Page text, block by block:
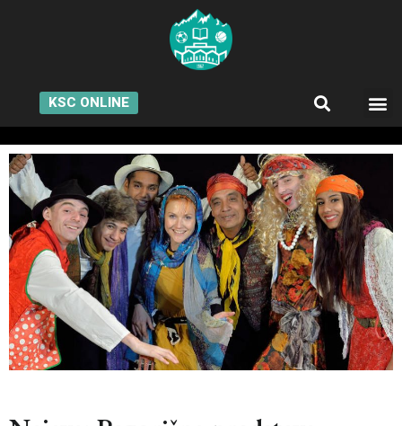
KSC ONLINE